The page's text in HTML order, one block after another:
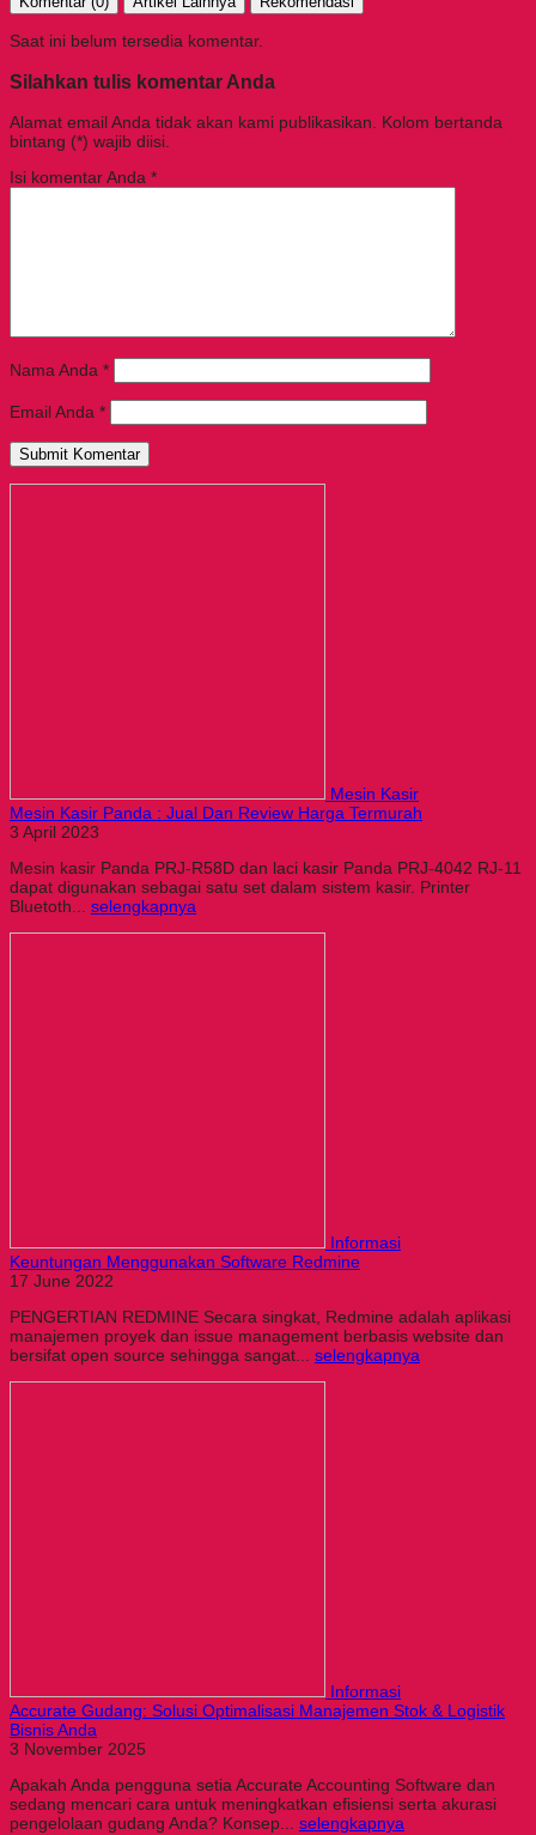
Saat ini belum tersedia komentar.
Silahkan tulis komentar Anda
Alamat email Anda tidak akan kami publikasikan. Kolom bertanda
bintang (*) wajib diisi.
Isi komentar Anda *
Nama Anda *
Email Anda *
Mesin Kasir
Mesin Kasir Panda : Jual Dan Review Harga Termurah
3 April 2023
Mesin kasir Panda PRJ-R58D dan laci kasir Panda PRJ-4042 RJ-11
dapat digunakan sebagai satu set dalam sistem kasir. Printer
Bluetoth... selengkapnya
Informasi
Keuntungan Menggunakan Software Redmine
17 June 2022
PENGERTIAN REDMINE Secara singkat, Redmine adalah aplikasi
manajemen proyek dan issue management berbasis website dan
bersifat open source sehingga sangat... selengkapnya
Informasi
Accurate Gudang: Solusi Optimalisasi Manajemen Stok & Logistik
Bisnis Anda
3 November 2025
Apakah Anda pengguna setia Accurate Accounting Software dan
sedang mencari cara untuk meningkatkan efisiensi serta akurasi
pengelolaan gudang Anda? Konsep... selengkapnya